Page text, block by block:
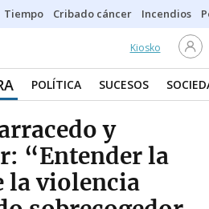
Tiempo Cribado cáncer Incendios
Kiosko
POLÍTICA SUCESOS
y
“Entender la
la violencia